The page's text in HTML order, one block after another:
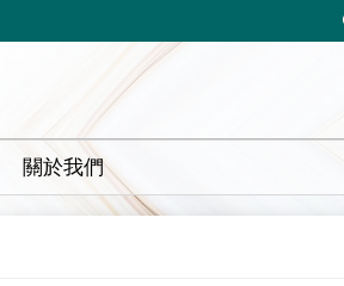
關於我們